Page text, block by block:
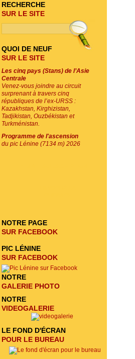
RECHERCHE
SUR LE SITE
QUOI DE NEUF
SUR LE SITE
Les cinq pays (Stans) de l’Asie
Centrale
Venez-vous joindre au circuit
surprenant à travers cinq
républiques de l’ex-URSS :
Kazakhstan, Kirghizistan,
Tadjikistan, Ouzbékistan et
Turkménistan.
Programme de l'ascension
du pic Lénine (7134 m) 2026
NOTRE PAGE
SUR FACEBOOK
PIC LÉNINE
SUR FACEBOOK
NOTRE
GALERIE PHOTO
NOTRE
VIDEOGALERIE
LE FOND D'ÉCRAN
POUR LE BUREAU